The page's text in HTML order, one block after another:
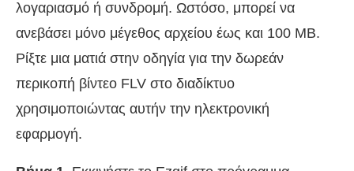
λογαριασμό ή συνδρομή. Ωστόσο, μπορεί να
ανεβάσει μόνο μέγεθος αρχείου έως και 100 MB.
Ρίξτε μια ματιά στην οδηγία για την δωρεάν
περικοπή βίντεο FLV στο διαδίκτυο
χρησιμοποιώντας αυτήν την ηλεκτρονική
εφαρμογή.